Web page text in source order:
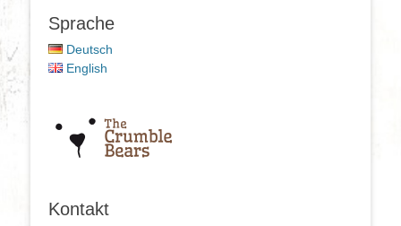
Sprache
Deutsch
English
Kontakt